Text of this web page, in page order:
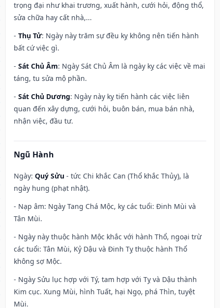
trọng đại như khai trương, xuất hành, cưới hỏi, động thổ,
sửa chữa hay cất nhà,...
- Thụ Tử: Ngày này trăm sự đều kỵ không nên tiến hành
bất cứ việc gì.
- Sát Chủ Âm: Ngày Sát Chủ Âm là ngày kỵ các việc về mai
táng, tu sửa mộ phần.
- Sát Chủ Dương: Ngày này kỵ tiến hành các việc liên
quan đến xây dựng, cưới hỏi, buôn bán, mua bán nhà,
nhận việc, đầu tư.
Ngũ Hành
Ngày: Quý Sửu - tức Chi khắc Can (Thổ khắc Thủy), là
ngày hung (phạt nhật).
- Nạp âm: Ngày Tang Chá Mộc, kỵ các tuổi: Đinh Mùi và
Tân Mùi.
- Ngày này thuộc hành Mộc khắc với hành Thổ, ngoại trừ
các tuổi: Tân Mùi, Kỷ Dậu và Đinh Tỵ thuộc hành Thổ
không sợ Mộc.
- Ngày Sửu lục hợp với Tý, tam hợp với Tỵ và Dậu thành
Kim cục. Xung Mùi, hình Tuất, hại Ngọ, phá Thìn, tuyệt
Mùi.